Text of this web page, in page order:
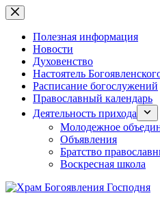
Перейти
к
сути
Полезная информация
Новости
Духовенство
Настоятель
Расписание богослужений
Православный календарь
Деятельность прихода
Молодежное
Объявления
Братство
Воскресная школа